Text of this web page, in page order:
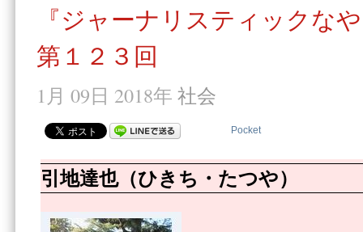
『ジャーナリスティックな
第１２３回
1月 09日 2018年 社会
Pocket
引地達也（ひきち・たつや）